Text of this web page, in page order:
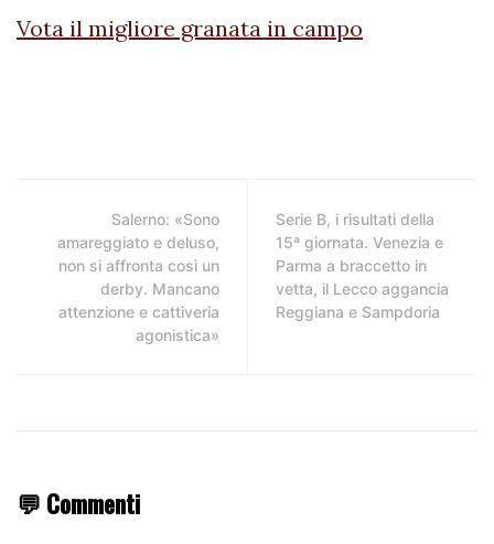
Vota il migliore granata in campo
Salerno: «Sono
amareggiato e deluso,
non si affronta così un
derby. Mancano
attenzione e cattiveria
agonistica»
Serie B, i risultati della
15ª giornata. Venezia e
Parma a braccetto in
vetta, il Lecco aggancia
Reggiana e Sampdoria
💬 Commenti